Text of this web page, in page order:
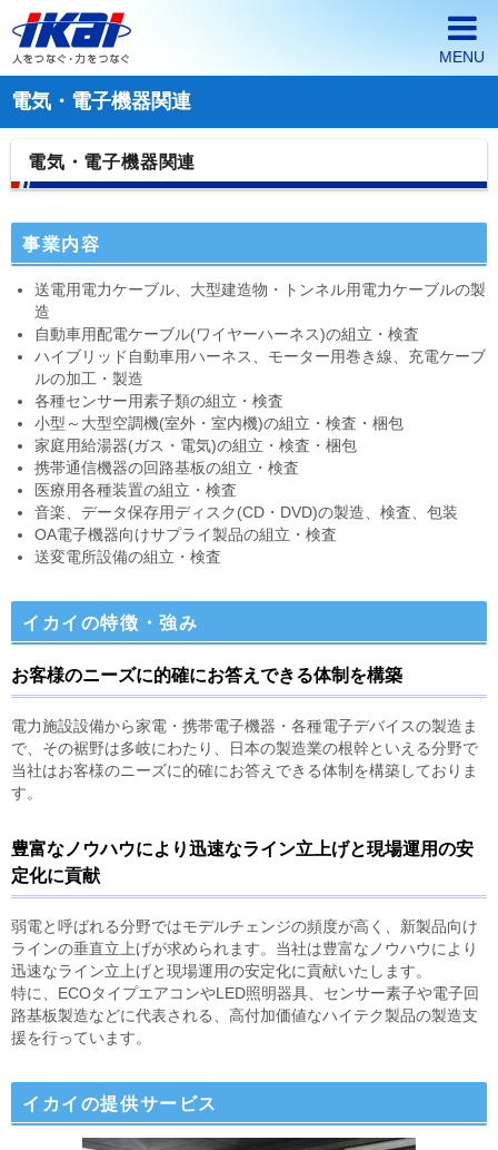
MENU
正社員採用情報
企業の皆様へ
電気・電子機器関連
電気・電子機器関連
事業内容
送電用電力ケーブル、大型建造物・トンネル用電力ケーブルの製
造
自動車用配電ケーブル(ワイヤーハーネス)の組立・検査
ハイブリッド自動車用ハーネス、モーター用巻き線、充電ケーブ
ルの加工・製造
各種センサー用素子類の組立・検査
小型～大型空調機(室外・室内機)の組立・検査・梱包
家庭用給湯器(ガス・電気)の組立・検査・梱包
携帯通信機器の回路基板の組立・検査
医療用各種装置の組立・検査
音楽、データ保存用ディスク(CD・DVD)の製造、検査、包装
OA電子機器向けサプライ製品の組立・検査
送変電所設備の組立・検査
イカイの特徴・強み
お客様のニーズに的確にお答えできる体制を構築
電力施設設備から家電・携帯電子機器・各種電子デバイスの製造ま
で、その裾野は多岐にわたり、日本の製造業の根幹といえる分野で
当社はお客様のニーズに的確にお答えできる体制を構築しておりま
す。
豊富なノウハウにより迅速なライン立上げと現場運用の安
定化に貢献
弱電と呼ばれる分野ではモデルチェンジの頻度が高く、新製品向け
ラインの垂直立上げが求められます。当社は豊富なノウハウにより
迅速なライン立上げと現場運用の安定化に貢献いたします。
特に、ECOタイプエアコンやLED照明器具、センサー素子や電子回
路基板製造などに代表される、高付加価値なハイテク製品の製造支
援を行っています。
イカイの提供サービス